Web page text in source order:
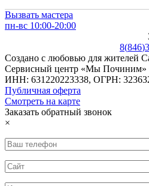
Вызвать мастера
пн-вс 10:00-20:00
8(846)
Создано с любовью для жителей
Сервисный центр «Мы Починим»
ИНН: 631220223338, ОГРН:
Публичная оферта
Смотреть на карте
Заказать обратный звонок
×